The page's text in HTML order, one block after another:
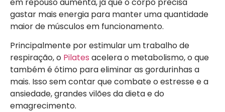
gastar mais energia para manter uma quantidade
maior de músculos em funcionamento.
Principalmente por estimular um trabalho de
respiração, o Pilates acelera o metabolismo, o que
também é ótimo para eliminar as gordurinhas a
mais. Isso sem contar que combate o estresse e a
ansiedade, grandes vilões da dieta e do
emagrecimento.